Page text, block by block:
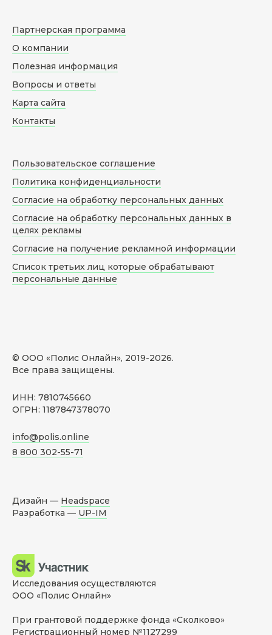
© ООО «Полис Онлайн», 2019-2026.
Все права защищены.
ИНН: 7810745660
ОГРН: 1187847378070
info@polis.online
8 800 302-55-71
Партнерская программа
О компании
Полезная информация
Вопросы и ответы
Карта сайта
Контакты
Пользовательское соглашение
Политика конфиденциальности
Согласие на обработку персональных данных
Согласие на обработку персональных данных в
целях рекламы
Согласие на получение рекламной информации
Список третьих лиц которые обрабатывают
персональные данные
Дизайн — Headspace
Разработка — UP-IM
Исследования осуществляются
ООО «Полис Онлайн»
При грантовой поддержке фонда «Сколково»
Регистрационный номер №1127299